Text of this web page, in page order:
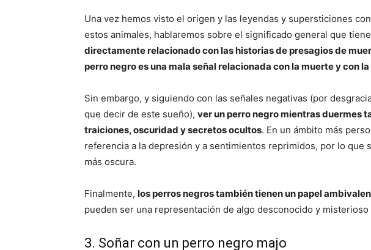
Una vez hemos visto el origen y las leyendas y supersticiones
estos animales, hablaremos sobre el significado general que
directamente relacionado con las historias de presagios de
perro negro es una mala señal relacionada con la muerte y con
Sin embargo, y siguiendo con las señales negativas (por
que decir de este sueño), ver un perro negro mientras duermes
traiciones, oscuridad y secretos ocultos. En un ámbito más
referencia a la depresión y a sentimientos reprimidos, por lo que
más oscura.
Finalmente, los perros negros también tienen un papel
pueden ser una representación de algo desconocido y misterioso
3. Soñar con un perro negro majo